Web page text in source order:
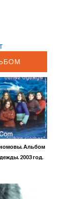
Альбом
2003 год.